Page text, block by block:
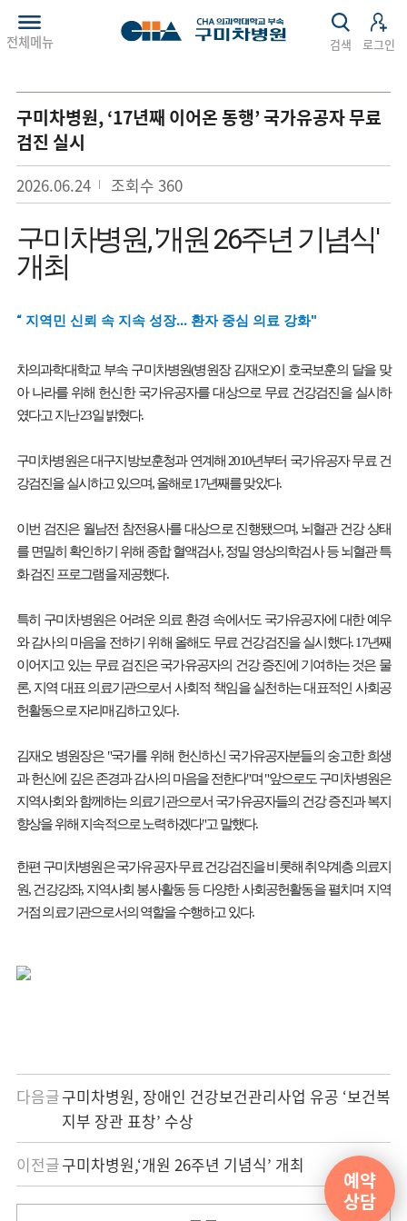
전체메뉴 검색 로그인
구미차병원, ‘17년째 이어온 동행’ 국가유공자 무료
검진 실시
2026.06.24 조회수 360
구미차병원, '개원 26주년 기념식'
개최
“지역민 신뢰 속 지속 성장... 환자 중심 의료 강화"
차의과학대학교 부속 구미차병원(병원장 김재오)이 호국보훈의 달을 맞
아 나라를 위해 헌신한 국가유공자를 대상으로 무료 건강검진을 실시하
였다고 지난 23일 밝혔다.
구미차병원은 대구지방보훈청과 연계해 2010년부터 국가유공자 무료 건
강검진을 실시하고 있으며, 올해로 17년째를 맞았다.
이번 검진은 월남전 참전용사를 대상으로 진행됐으며, 뇌혈관 건강 상태
를 면밀히 확인하기 위해 종합 혈액검사, 정밀 영상의학검사 등 뇌혈관 특
화 검진 프로그램을 제공했다.
특히 구미차병원은 어려운 의료 환경 속에서도 국가유공자에 대한 예우
와 감사의 마음을 전하기 위해 올해도 무료 건강검진을 실시했다. 17년째
이어지고 있는 무료 검진은 국가유공자의 건강 증진에 기여하는 것은 물
론, 지역 대표 의료기관으로서 사회적 책임을 실천하는 대표적인 사회공
헌활동으로 자리매김하고 있다.
김재오 병원장은 "국가를 위해 헌신하신 국가유공자분들의 숭고한 희생
과 헌신에 깊은 존경과 감사의 마음을 전한다"며 "앞으로도 구미차병원은
지역사회와 함께하는 의료기관으로서 국가유공자들의 건강 증진과 복지
향상을 위해 지속적으로 노력하겠다"고 말했다.
한편 구미차병원은 국가유공자 무료 건강검진을 비롯해 취약계층 의료지
원, 건강강좌, 지역사회 봉사활동 등 다양한 사회공헌활동을 펼치며 지역
거점 의료기관으로서의 역할을 수행하고 있다.
다음글구미차병원, 장애인 건강보건관리사업 유공 ‘보건복
지부 장관 표창’ 수상
이전글구미차병원,‘개원 26주년 기념식’ 개최
예약
상담